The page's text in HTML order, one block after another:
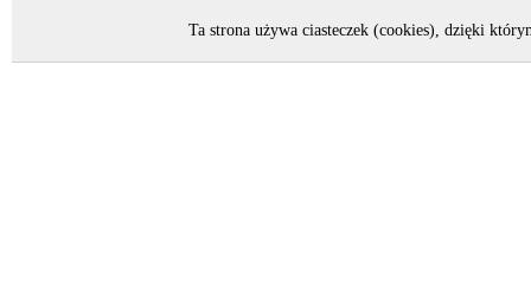
2001/2002 - 2024/2025
Ta strona używa ciasteczek (cookies), dzięki